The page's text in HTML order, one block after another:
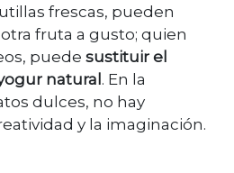
frescas, pueden
fruta a gusto; quien
puede sustituir el
natural . En la
dulces, no hay
y la imaginación.